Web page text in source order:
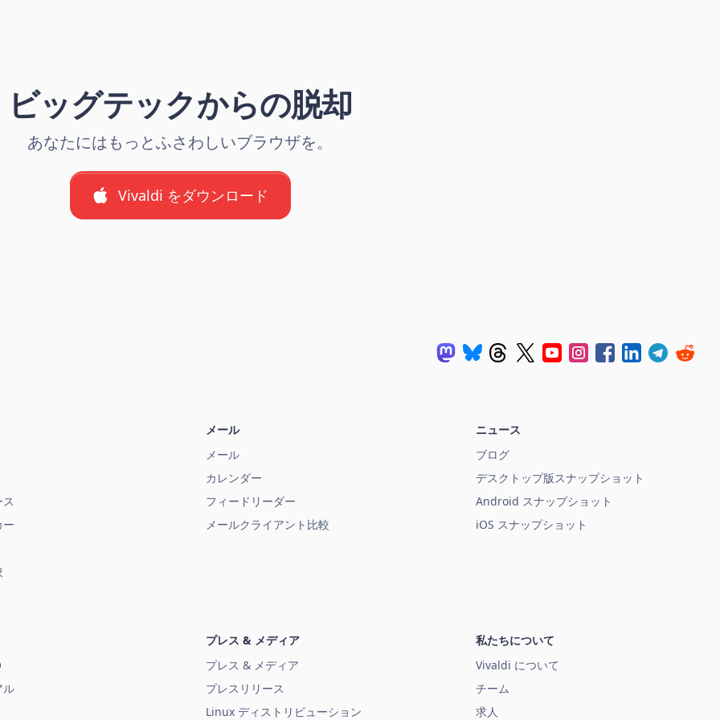
ビッグテックからの脱却
あなたにはもっとふさわしいブラウザを。
Vivaldi をダウンロード
ー
メール
メール
カレンダー
フィードリーダー
メールクライアント比較
ニュース
ブログ
デスクトップ版スナップショット
Android スナップショット
iOS スナップショット
ル
プレス & メディア
プレス & メディア
プレスリリース
Linux ディストリビューション
私たちについて
Vivaldi について
チーム
求人